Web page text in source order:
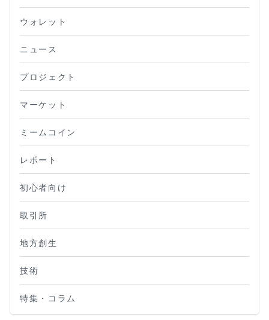
ウォレット
ニュース
プロジェクト
マーケット
ミームコイン
レポート
初心者向け
取引所
地方創生
技術
特集・コラム